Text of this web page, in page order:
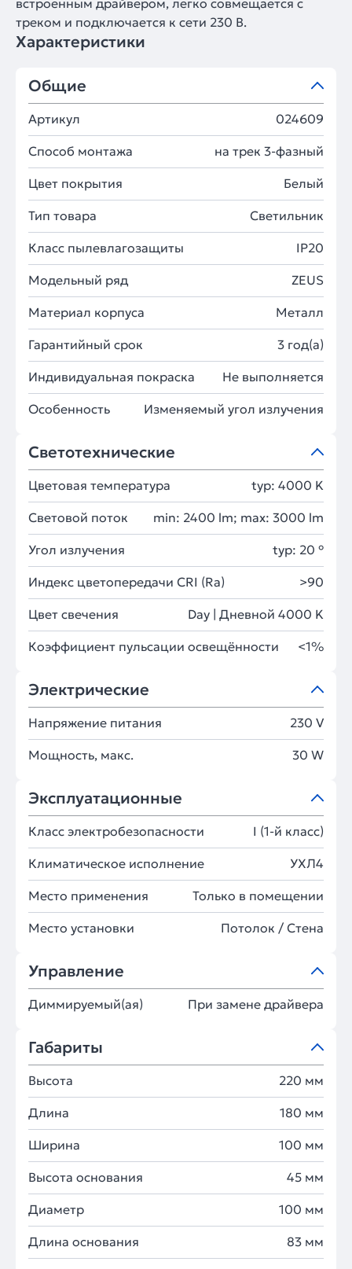
встроенным драйвером, легко совмещается с
треком и подключается к сети 230 В.
Характеристики
Общие
Артикул 024609
Способ монтажа на трек 3-фазный
Цвет покрытия Белый
Тип товара Светильник
Класс пылевлагозащиты IP20
Модельный ряд ZEUS
Материал корпуса Металл
Гарантийный срок 3 год(а)
Индивидуальная покраска Не выполняется
Особенность Изменяемый угол излучения
Светотехнические
Цветовая температура typ: 4000 K
Световой поток min: 2400 lm; max: 3000 lm
Угол излучения typ: 20 °
Индекс цветопередачи CRI (Ra) >90
Цвет свечения Day | Дневной 4000 K
Коэффициент пульсации освещённости <1%
Электрические
Напряжение питания 230 V
Мощность, макс. 30 W
Эксплуатационные
Класс электробезопасности I (1-й класс)
Климатическое исполнение УХЛ4
Место применения Только в помещении
Место установки Потолок / Cтена
Управление
Диммируемый(ая) При замене драйвера
Габариты
Высота 220 мм
Длина 180 мм
Ширина 100 мм
Высота основания 45 мм
Диаметр 100 мм
Длина основания 83 мм